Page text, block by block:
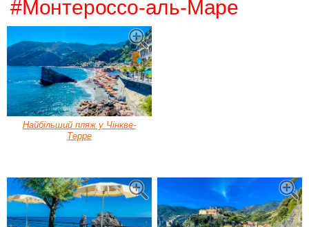
#Монтероссо-аль-Маре
Найбільший пляж у Чінкве-
Терре